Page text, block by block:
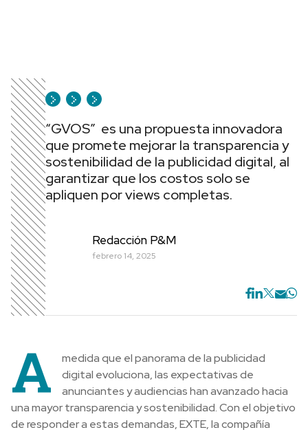
“GVOS” es una propuesta innovadora
que promete mejorar la transparencia y
sostenibilidad de la publicidad digital, al
garantizar que los costos solo se
apliquen por views completas.
Redacción P&M
febrero 14, 2025
A
medida que el panorama de la publicidad
digital evoluciona, las expectativas de
anunciantes y audiencias han avanzado hacia
una mayor transparencia y sostenibilidad. Con el objetivo
de responder a estas demandas, EXTE, la compañía